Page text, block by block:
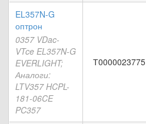
EL357N-G
оптрон
0357 VDac-
VTce EL357N-G
EVERLIGHT;
Аналоги:
LTV357 HCPL-
181-06CE
PC357
Т0000023775